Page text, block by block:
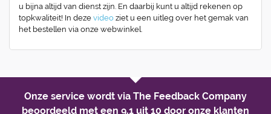
u bijna altijd van dienst zijn. En daarbij kunt u altijd rekenen op
topkwaliteit! In deze video ziet u een uitleg over het gemak van
het bestellen via onze webwinkel.
Onze service wordt via The Feedback Company
beoordeeld met een 9,1 uit 10 door onze klanten